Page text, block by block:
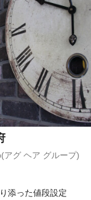
アグ ヘア グループ)
添った値段設定